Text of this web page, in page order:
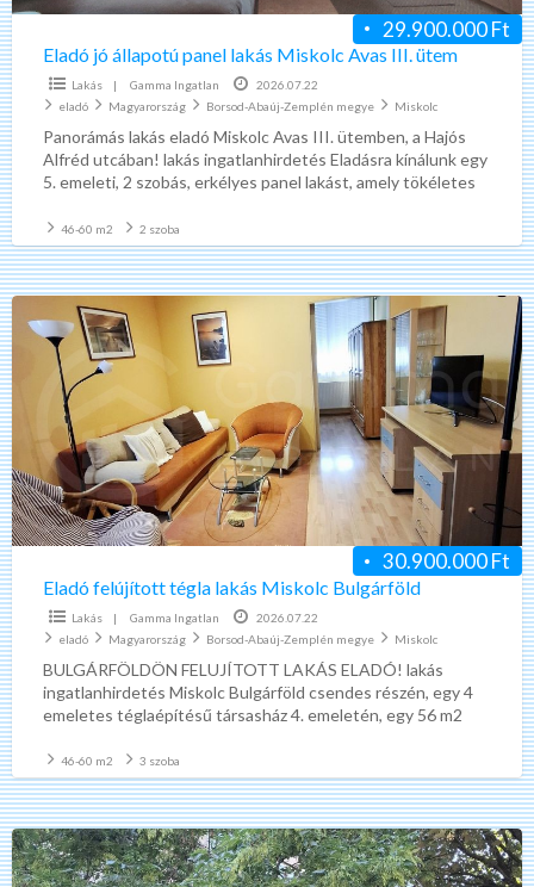
ütem
29.900.000 Ft
Eladó jó állapotú panel lakás Miskolc Avas III. ütem
Lakás | Gamma Ingatlan
2026.07.22
eladó
Magyarország Borsod-Abaúj-Zemplén megye Miskolc
Panorámás lakás eladó Miskolc Avas III. ütemben, a Hajós
Alfréd utcában! lakás ingatlanhirdetés Eladásra kínálunk egy
5. emeleti, 2 szobás, erkélyes panel lakást, amely tökéletes
46-60 m2 2 szoba
Eladó
felújított
tégla
lakás
Miskolc
Bulgárföld
30.900.000 Ft
Eladó felújított tégla lakás Miskolc Bulgárföld
Lakás | Gamma Ingatlan
2026.07.22
eladó
Magyarország Borsod-Abaúj-Zemplén megye Miskolc
BULGÁRFÖLDÖN FELUJÍTOTT LAKÁS ELADÓ! lakás
ingatlanhirdetés Miskolc Bulgárföld csendes részén, egy 4
emeletes téglaépítésű társasház 4. emeletén, egy 56 m2
46-60 m2 3 szoba
Eladó
felújított